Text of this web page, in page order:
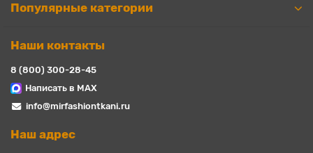
Популярные категории
Наши контакты
8 (800) 300-28-45
Написать в MAX
info@mirfashiontkani.ru
Наш адрес